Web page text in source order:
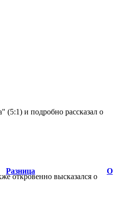
(5:1) и подробно рассказал о
откровенно высказался о
Разница О